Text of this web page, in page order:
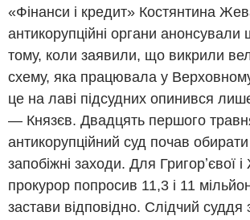
«Фінанси і кредит» Костянтина
антикорупційні органи анонсували
тому, коли заявили, що викрили
схему, яка працювала у
це на лаві підсудних опинився
— Князєв. Двадцять першого
антикорупційний суд почав
запобіжні заходи. Для Григорʼєвої
прокурор попросив 11,3 і 11
застави відповідно. Слідчий